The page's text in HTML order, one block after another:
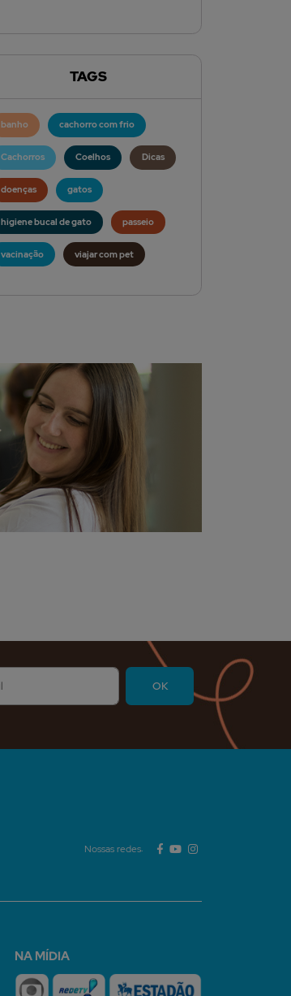
TAGS
banho cachorro com frio
Cachorros Coelhos Dicas
doenças gatos
higiene bucal de gato passeio
vacinação viajar com pet
Nossas redes:
NA MÍDIA